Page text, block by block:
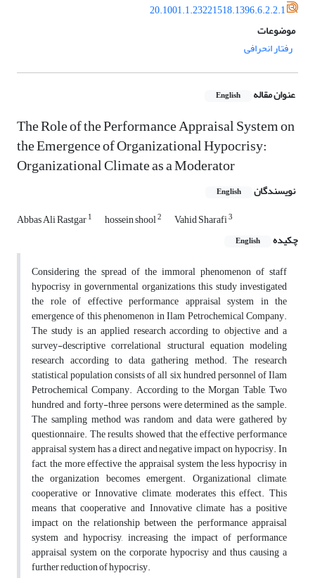
20.1001.1.23221518.1396.6.2.2.1
موضوعات
رفتار انحرافی
عنوان مقاله English
The Role of the Performance Appraisal System on
the Emergence of Organizational Hypocrisy:
Organizational Climate as a Moderator
نویسندگان English
Abbas Ali Rastgar1 hossein shool2 Vahid Sharafi3
چکیده English
Considering the spread of the immoral phenomenon of staff
hypocrisy in governmental organizations, this study investigated
the role of effective performance appraisal system in the
emergence of this phenomenon in Ilam Petrochemical Company.
The study is an applied research according to objective and a
survey-descriptive correlational structural equation modeling
research according to data gathering method. The research
statistical population consists of all six hundred personnel of Ilam
Petrochemical Company. According to the Morgan Table, Two
hundred and forty-three persons were determined as the sample.
The sampling method was random and data were gathered by
questionnaire. The results showed that the effective performance
appraisal system has a direct and negative impact on hypocrisy. In
fact, the more effective the appraisal system the less hypocrisy in
the organization becomes emergent. Organizational climate,
cooperative or Innovative climate, moderates this effect. This
means that cooperative and Innovative climate has a positive
impact on the relationship between the performance appraisal
system and hypocrisy, increasing the impact of performance
appraisal system on the corporate hypocrisy and thus causing a
further reduction of hypocrisy.